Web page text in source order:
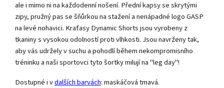
ale i mimo ni na každodenní nošení. Přední kapsy se skrytými
zipy, pružný pas se šňůrkou na stažení a nenápadné logo GASP
na levé nohavici. Kraťasy Dynamic Shorts jsou vyrobeny z
tkaniny s vysokou odolností proti vlhkosti. Jsou navrženy tak,
aby vás udržely v suchu a pohodlí během nekompromisního
tréninku a naši sportovci tyto šortky milují na "leg day"!
Dostupné i vdalších barvách: maskáčová tmavá.